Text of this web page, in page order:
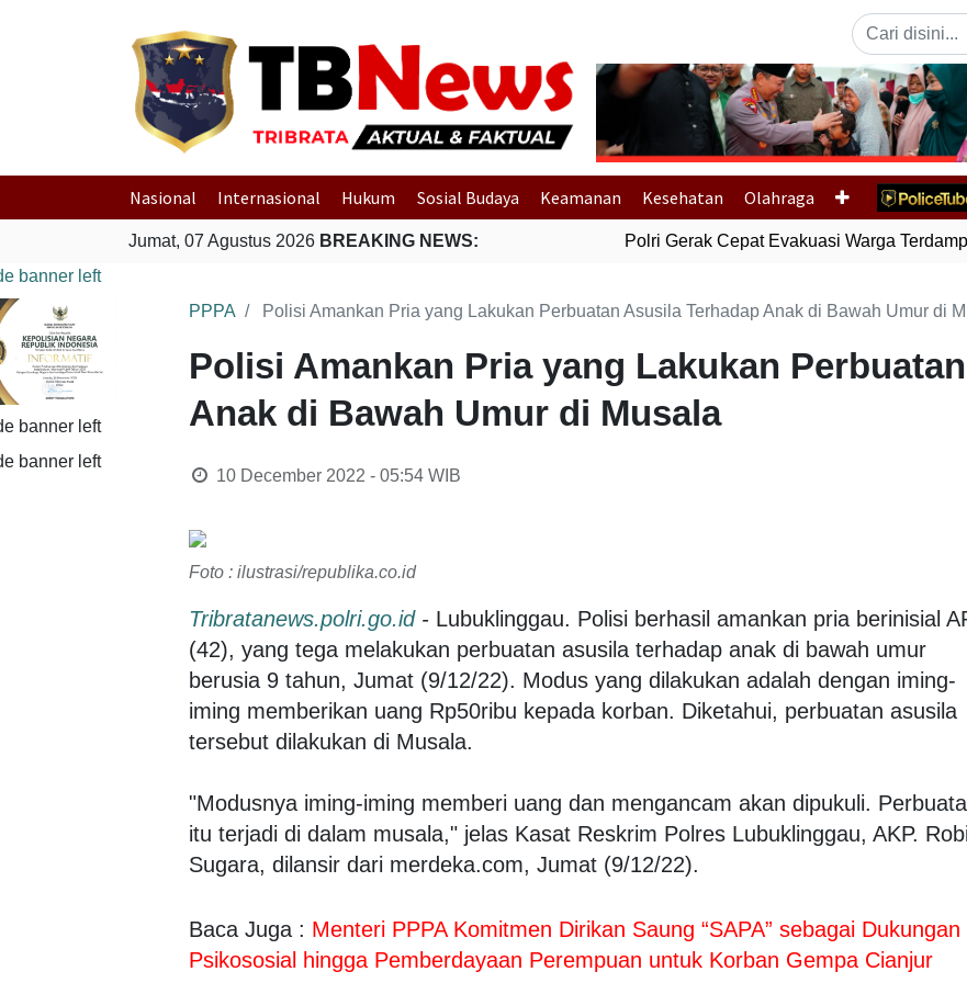
Previous
Nasional Internasional Hukum Sosial Budaya Keamanan Kesehatan Olahraga
Jumat, 07 Agustus 2026 BREAKING NEWS: Polri Gerak Cepat Evakuasi Warga
PPPA Polisi Amankan Pria yang Lakukan Perbuatan Asusila Terhadap Anak di Bawah Umur di
Polisi Amankan Pria yang Lakukan
Anak di Bawah Umur di Musala
10 December 2022 - 05:54WIB
Foto : ilustrasi/republika.co.id
Tribratanews.polri.go.id- Lubuklinggau. Polisi berhasil amankan pria berinisial
(42), yang tega melakukan perbuatan asusila terhadap anak di bawah umur
berusia 9 tahun, Jumat (9/12/22). Modus yang dilakukan adalah dengan iming-
iming memberikan uang Rp50ribu kepada korban. Diketahui, perbuatan asusila
tersebut dilakukan di Musala.
"Modusnya iming-iming memberi uang dan mengancam akan dipukuli.
itu terjadi di dalam musala," jelas Kasat Reskrim Polres Lubuklinggau, AKP. Robi
Sugara, dilansir dari merdeka.com, Jumat (9/12/22).
Baca Juga : Menteri PPPA Komitmen Dirikan Saung “SAPA” sebagai Dukungan
Psikososial hingga Pemberdayaan Perempuan untuk Korban Gempa Cianjur